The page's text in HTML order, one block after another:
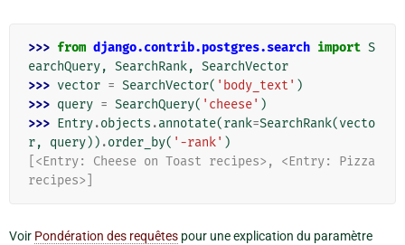
>>> from django.contrib.postgres.search import S
earchQuery, SearchRank, SearchVector
>>> vector = SearchVector( 'body_text' )
>>> query = SearchQuery( 'cheese' )
>>> Entry.objects .annotate(rank=SearchRank(vecto
r, query)) .order_by( '-rank' )
[<Entry: Cheese on Toast recipes>, <Entry: Pizza
recipes>]
Voir Pondération des requêtes pour une explication du paramètre